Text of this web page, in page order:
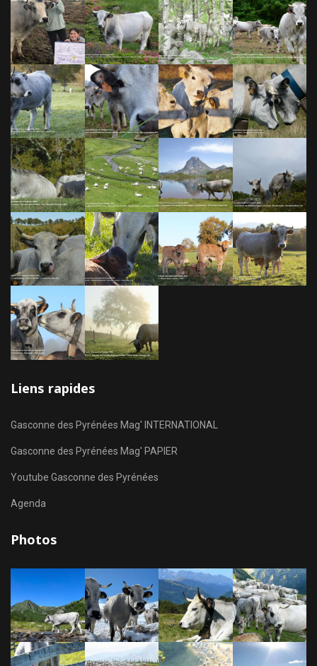
Liens rapides
Gasconne des Pyrénées Mag' INTERNATIONAL
Gasconne des Pyrénées Mag' PAPIER
Youtube Gasconne des Pyrénées
Agenda
Photos